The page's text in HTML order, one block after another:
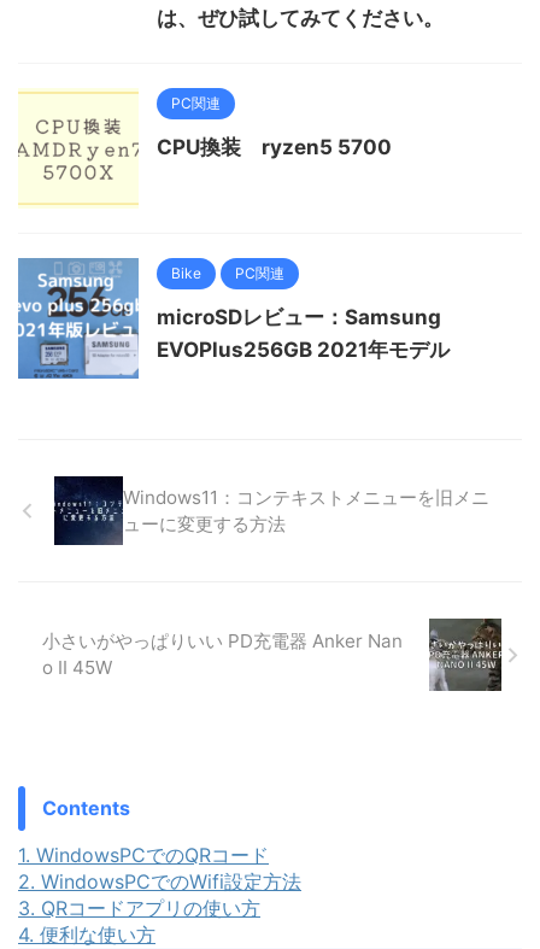
は、ぜひ試してみてください。
PC関連
CPU換装 ryzen5 5700
Bike PC関連
microSDレビュー：Samsung
EVOPlus256GB 2021年モデル
Windows11：コンテキストメニューを旧メニ
ューに変更する方法
小さいがやっぱりいい PD充電器 Anker Nan
o II 45W
Contents
1. WindowsPCでのQRコード
2. WindowsPCでのWifi設定方法
3. QRコードアプリの使い方
4. 便利な使い方